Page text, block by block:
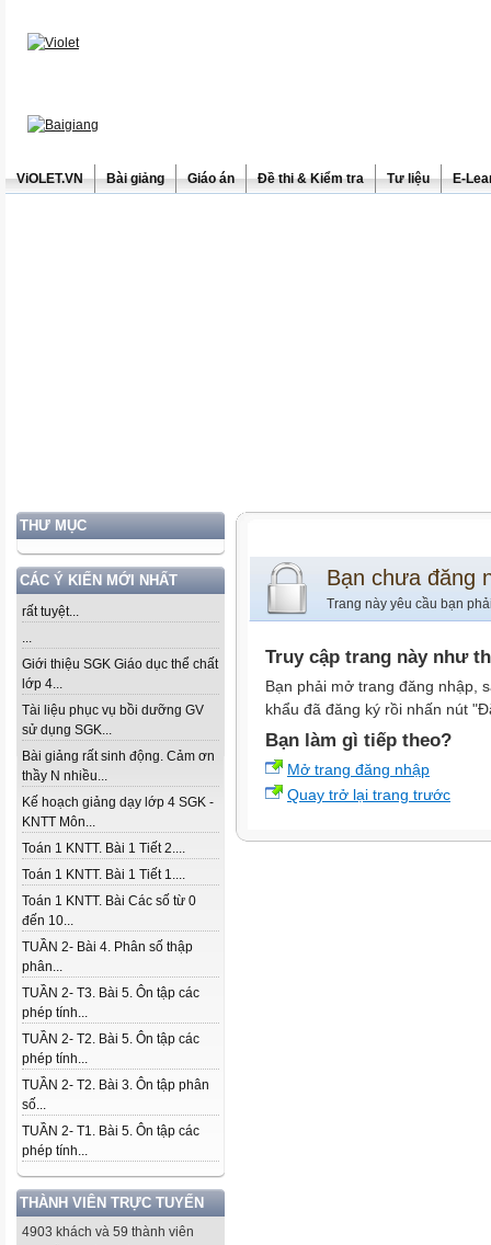
ViOLET.VN Bài giảng Giáo án Đề thi & Kiểm tra Tư liệu E-
THƯ MỤC
CÁC Ý KIẾN MỚI NHẤT
rất tuyệt...
...
Giới thiệu SGK Giáo dục thể chất
lớp 4...
Tài liệu phục vụ bồi dưỡng GV
sử dụng SGK...
Bài giảng rất sinh động. Cảm ơn
thầy N nhiều...
Kế hoạch giảng dạy lớp 4 SGK -
KNTT Môn...
Toán 1 KNTT. Bài 1 Tiết 2....
Toán 1 KNTT. Bài 1 Tiết 1....
Toán 1 KNTT. Bài Các số từ 0
đến 10...
TUẦN 2- Bài 4. Phân số thập
phân...
TUẦN 2- T3. Bài 5. Ôn tập các
phép tính...
TUẦN 2- T2. Bài 5. Ôn tập các
phép tính...
TUẦN 2- T2. Bài 3. Ôn tập phân
số...
TUẦN 2- T1. Bài 5. Ôn tập các
phép tính...
THÀNH VIÊN TRỰC TUYẾN
4903 khách và 59 thành viên
Bạn chưa đăng
Trang này yêu cầu bạn
Truy cập trang này như
Bạn phải mở trang đăng nhập,
khẩu đã đăng ký rồi nhấn nút
Bạn làm gì tiếp theo?
Mở trang đăng nhập
Quay trở lại trang trước